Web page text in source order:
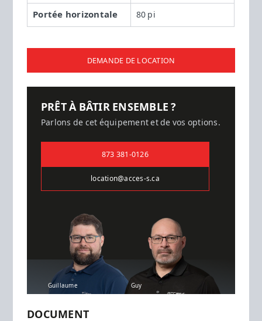
Portée horizontale 80 pi
DEMANDE DE LOCATION
PRÊT À BÂTIR ENSEMBLE ?
Parlons de cet équipement et de vos options.
873 381-0126
location@acces-s.ca
Guillaume Guy
DOCUMENT